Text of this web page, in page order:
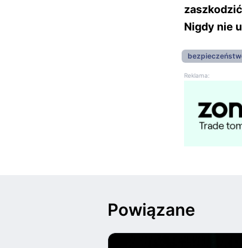
Nigdy nie
Reklama:
Powiązane